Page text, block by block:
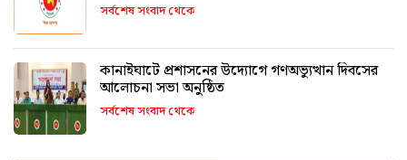
সর্বশেষ সংবাদ থেকে
কানাইঘাটে প্রশাসনের উদ্যোগে গণঅভ্যুত্থান দিবসের
আলোচনা সভা অনুষ্ঠিত
সর্বশেষ সংবাদ থেকে